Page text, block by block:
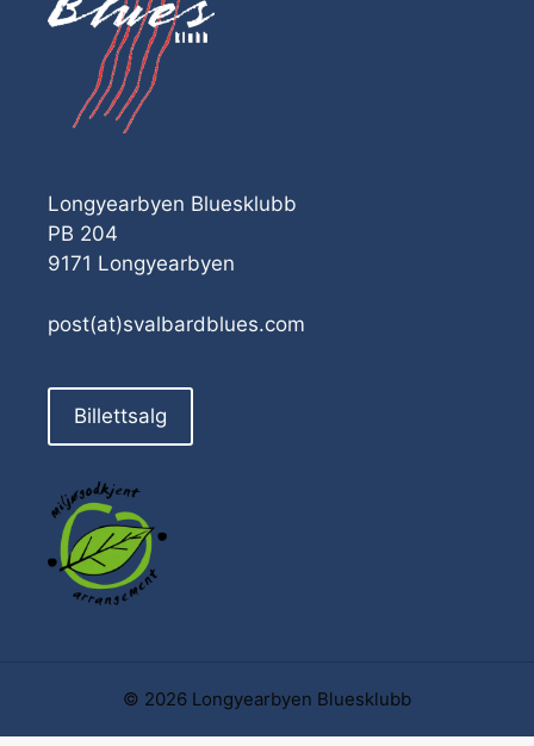
Longyearbyen Bluesklubb
PB 204
9171 Longyearbyen
post(at)svalbardblues.com
Billettsalg
© 2026 Longyearbyen Bluesklubb